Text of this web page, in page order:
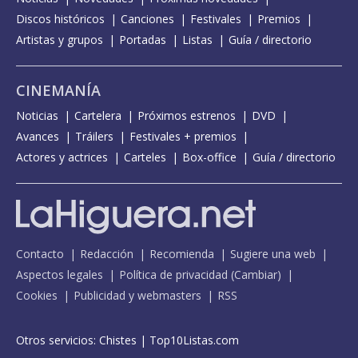
Discos históricos
Canciones Festivales
Premios
Artistas y grupos
Portadas Listas Guía / directorio
CINEMANÍA
Noticias Cartelera Próximos estrenos
DVD
Avances
Tráilers
Festivales + premios
Actores y actrices
Carteles Box-office Guía / directorio
Contacto Redacción Recomienda
Sugiere una web
Aspectos legales
Política de privacidad (Cambiar)
Cookies
Publicidad y webmasters RSS
Otros servicios: Chistes | Top10Listas.com